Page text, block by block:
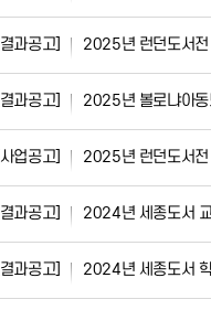
[결과공고] 2025년 런던도서전
[결과공고] 2025년 볼로냐아동
[사업공고] 2025년 런던도서
[결과공고] 2024년 세종도서
[결과공고] 2024년 세종도서